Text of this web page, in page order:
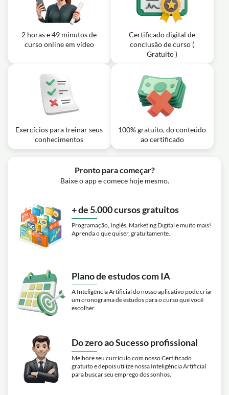
Parte) - Cordas e Música
Exercício: Qual é a sequência correta das casas
iniciantes?
Exercício: _Qual é a diferença entre o sweep picking
verdadeiro e o falso?
Etapa com Sweep em Tríades -
Exercício: Qual é o objetivo principal da aula descrita na
transcrição?
Aula em vídeo: Guitarra - Exercícios 2ª
Etapa com Sweep em Tríades -
Cordas e Música
Exercício: Qual a importância de tocar com a distorção
em comparação ao som limpo nos estudos musicais?
2 horas e 49 minutos de
curso online em vídeo
Certificado digital de
conclusão de curso (
Gratuito )
Exercícios para treinar seus
conhecimentos
100% gratuito, do conteúdo
ao certificado
Pronto para começar?
Baixe o app e comece hoje mesmo.
+ de 5.000 cursos gratuitos
Programação, Inglês, Marketing Digital e muito mais!
Aprenda o que quiser, gratuitamente.
Plano de estudos com IA
A Inteligência Artificial do nosso aplicativo pode criar
um cronograma de estudos para o curso que você
escolher.
Do zero ao Sucesso profissional
Melhore seu currículo com nosso Certificado
gratuito e depois utilize nossa Inteligência Artificial
para buscar seu emprego dos sonhos.